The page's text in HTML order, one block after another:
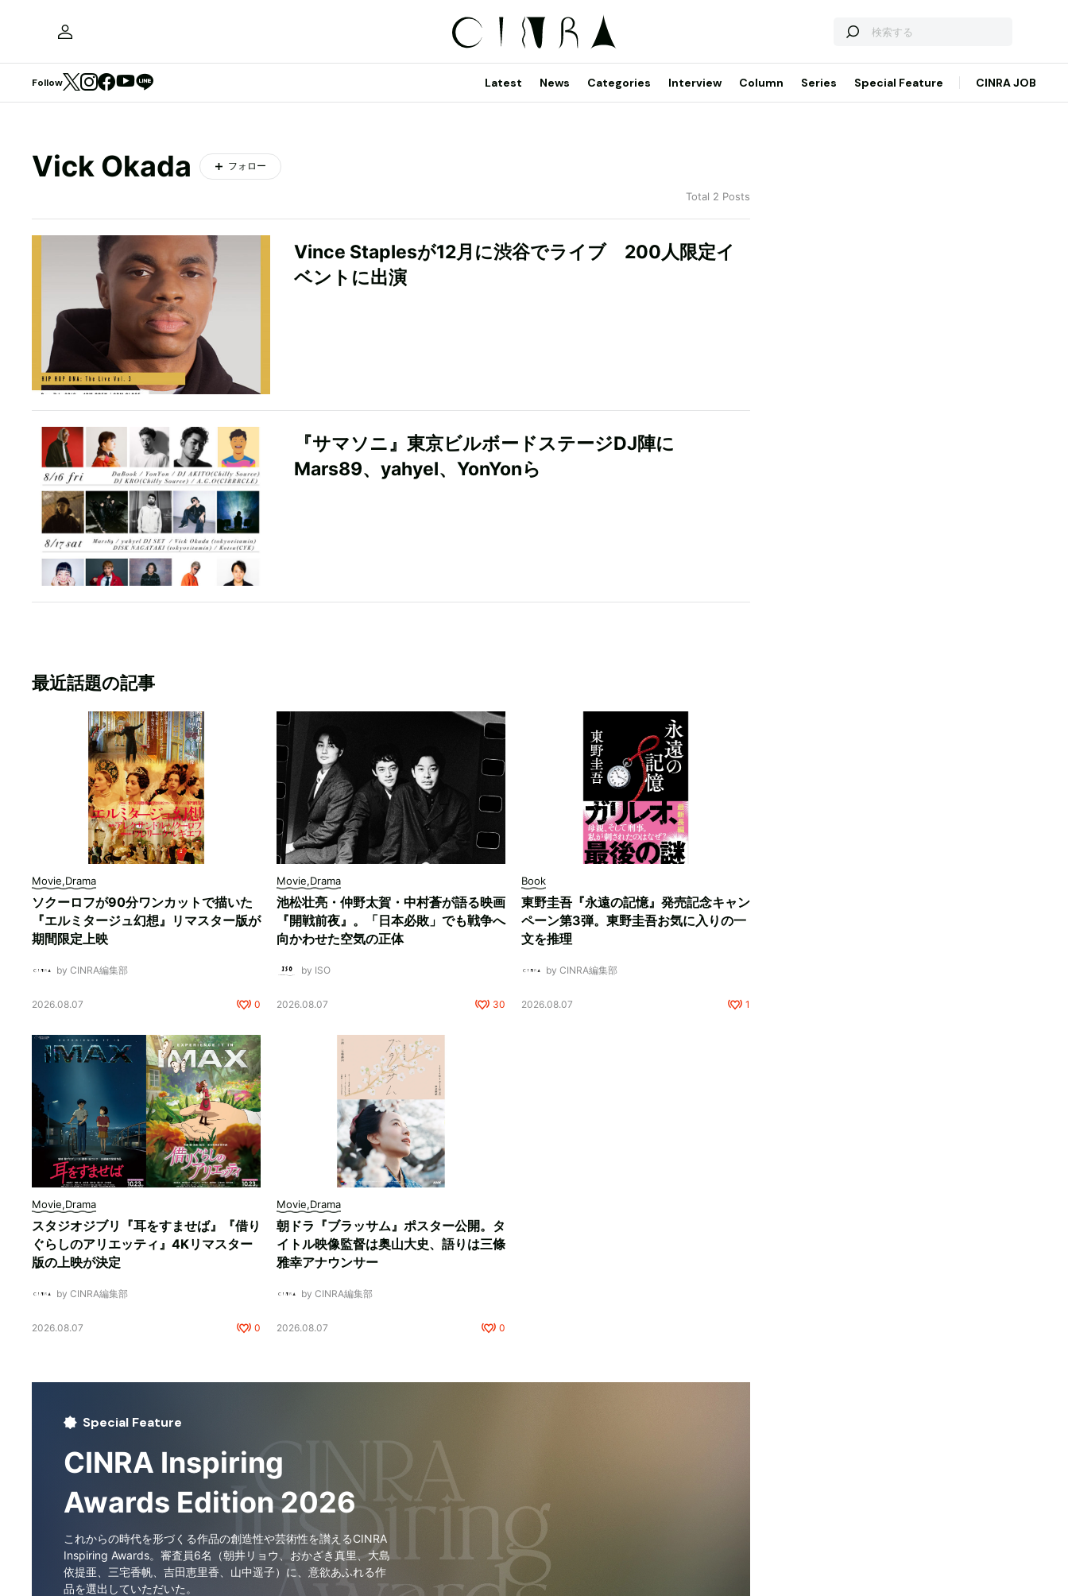
Follow Latest News Categories Interview Column Series Special Feature CINRA JOB
Vick Okada フォロー
Total 2 Posts
Vince Staplesが12月に渋谷でライブ 200人限定イ
ベントに出演
『サマソニ』東京ビルボードステージDJ陣に
Mars89、yahyel、YonYonら
最近話題の記事
Movie,Drama
ソクーロフが90分ワンカットで描いた
『エルミタージュ幻想』リマスター版が
期間限定上映
by CINRA編集部
2026.08.07 0
Movie,Drama
池松壮亮・仲野太賀・中村蒼が語る映画
『開戦前夜』。「日本必敗」でも戦争へ
向かわせた空気の正体
by ISO
2026.08.07 30
Book
東野圭吾『永遠の記憶』発売記念キャン
ペーン第3弾。東野圭吾お気に入りの一
文を推理
by CINRA編集部
2026.08.07 1
Movie,Drama
スタジオジブリ『耳をすませば』『借り
ぐらしのアリエッティ』4Kリマスター
版の上映が決定
by CINRA編集部
2026.08.07 0
Movie,Drama
朝ドラ『ブラッサム』ポスター公開。タ
イトル映像監督は奥山大史、語りは三條
雅幸アナウンサー
by CINRA編集部
2026.08.07 0
Special Feature
CINRA Inspiring
Awards Edition 2026
これからの時代を形づくる作品の創造性や芸術性を讃えるCINRA
Inspiring Awards。審査員6名（朝井リョウ、おかざき真里、大島
依提亜、三宅香帆、吉田恵里香、山中遥子）に、意欲あふれる作
品を選出していただいた。